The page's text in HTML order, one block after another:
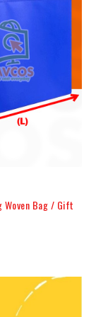
Woven Bag / Gift